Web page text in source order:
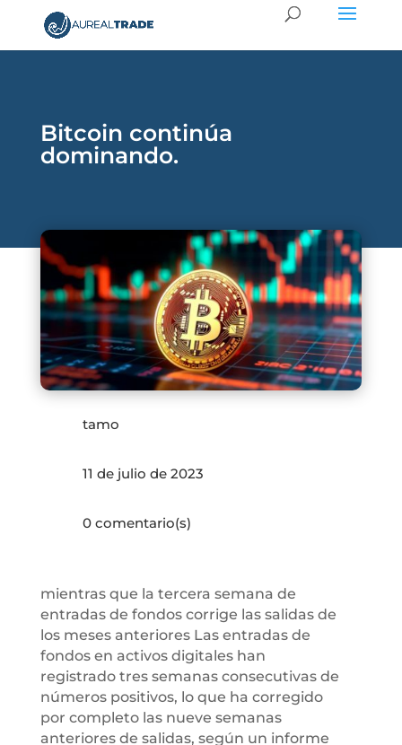
Bitcoin continúa
dominando.
tamo
11 de julio de 2023
0 comentario(s)
mientras que la tercera semana de
entradas de fondos corrige las salidas de
los meses anteriores Las entradas de
fondos en activos digitales han
registrado tres semanas consecutivas de
números positivos, lo que ha corregido
por completo las nueve semanas
anteriores de salidas, según un informe